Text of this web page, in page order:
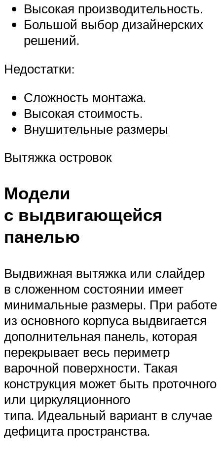
Высокая производительность.
Большой выбор дизайнерских
решений.
Недостатки:
Сложность монтажа.
Высокая стоимость.
Внушительные размеры
Вытяжка островок
Модели
с выдвигающейся
панелью
Выдвижная вытяжка или слайдер
в сложенном состоянии имеет
минимальные размеры. При работе
из основного корпуса выдвигается
дополнительная панель, которая
перекрывает весь периметр
варочной поверхности. Такая
конструкция может быть проточного
или циркуляционного
типа. Идеальный вариант в случае
дефицита пространства.